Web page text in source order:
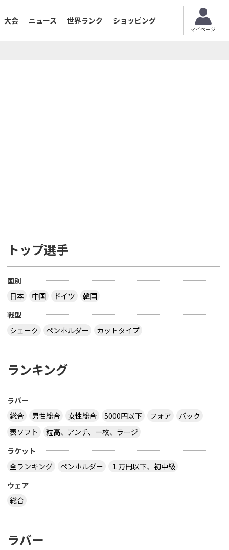
大会 ニュース 世界ランク ショッピング
マイページ
トップ選手
国別
日本
中国 ドイツ
韓国
戦型
シェーク
ペンホルダー カットタイプ
ランキング
ラバー
総合
男性総合 女性総合 5000円以下 フォア
バック
表ソフト
粒高、アンチ、一枚、ラージ
ラケット
全ランキング
ペンホルダー
１万円以下、初中級
ウェア
総合
ラバー